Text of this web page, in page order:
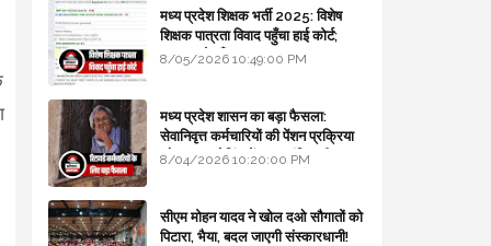
मध्य प्रदेश शिक्षक भर्ती 2025: विशेष
शिक्षक पात्रता विवाद पहुँचा हाई कोर्ट;
सरकार से माँगा जवाब
8/05/2026 10:49:00 PM
मध्य प्रदेश शासन का बड़ा फैसला:
सेवानिवृत्त कर्मचारियों की पेंशन प्रक्रिया
और बजट कोडिंग में हुए क्रांतिकारी
8/04/2026 10:20:00 PM
सीएम मोहन यादव ने खोल दओ सौगातों को
पिटारा, भैया, बदल जाएगी संस्कारधानी!